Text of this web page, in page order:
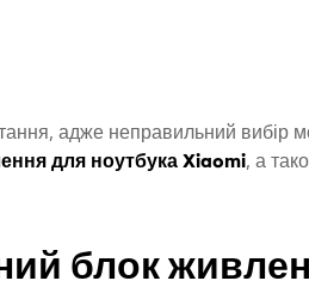
адже неправильний вибір
для ноутбука Xiaomi, а
блок